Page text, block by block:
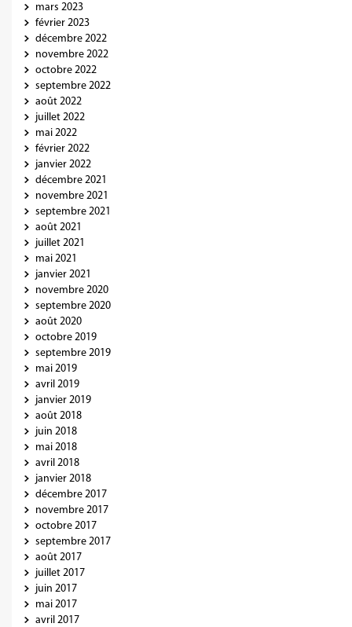
mars 2023
février 2023
décembre 2022
novembre 2022
octobre 2022
septembre 2022
août 2022
juillet 2022
mai 2022
février 2022
janvier 2022
décembre 2021
novembre 2021
septembre 2021
août 2021
juillet 2021
mai 2021
janvier 2021
novembre 2020
septembre 2020
août 2020
octobre 2019
septembre 2019
mai 2019
avril 2019
janvier 2019
août 2018
juin 2018
mai 2018
avril 2018
janvier 2018
décembre 2017
novembre 2017
octobre 2017
septembre 2017
août 2017
juillet 2017
juin 2017
mai 2017
avril 2017